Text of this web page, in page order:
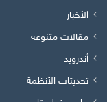
الأخبار
مقالات متنوعة
أندرويد
تحديثات الأنظمة